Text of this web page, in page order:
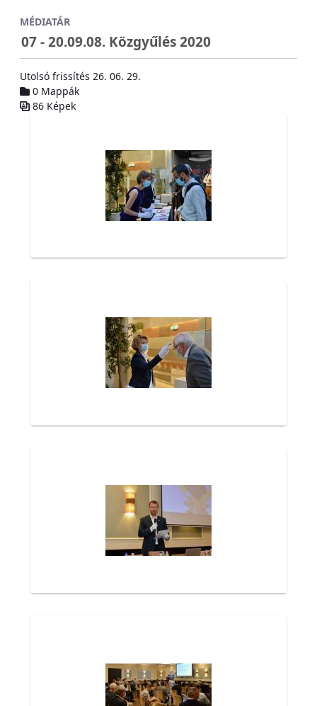
Ugrás a fő tartalomhoz
MÉDIATÁR
07 - 20.09.08. Közgyűlés 2020
Utolsó frissítés 26. 06. 29.
0 Mappák
86 Képek